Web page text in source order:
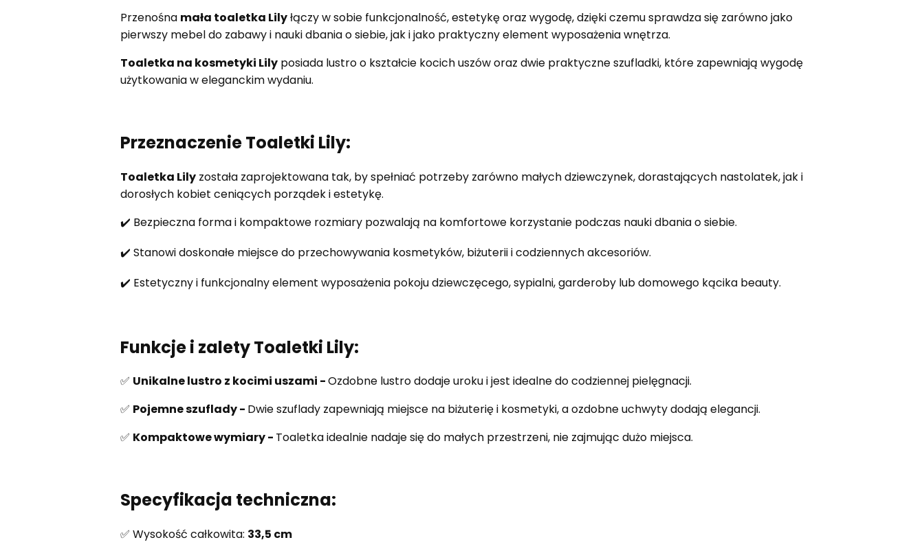
Przenośna mała toaletka Lilyłączy w sobie funkcjonalność, estetykę oraz wygodę, dzięki czemu sprawdza się zarówno jako
pierwszy mebel do zabawy i nauki dbania o siebie, jak i jako praktyczny element wyposażenia wnętrza.
Toaletka na kosmetyki Lilyposiada lustro o kształcie kocich uszów oraz dwie praktyczne szufladki, które zapewniają wygodę
użytkowania w eleganckim wydaniu.
Przeznaczenie Toaletki Lily:
Toaletka Lilyzostała zaprojektowana tak, by spełniać potrzeby zarówno małych dziewczynek, dorastających nastolatek, jak i
dorosłych kobiet ceniących porządek i estetykę.
✔️ Bezpieczna forma i kompaktowe rozmiary pozwalają na komfortowe korzystanie podczas nauki dbania o siebie.
✔️ Stanowi doskonałe miejsce do przechowywania kosmetyków, biżuterii i codziennych akcesoriów.
✔️ Estetyczny i funkcjonalny element wyposażenia pokoju dziewczęcego, sypialni, garderoby lub domowego kącika beauty.
Funkcje i zalety Toaletki Lily:
✅ Unikalne lustro z kocimi uszami -Ozdobne lustro dodaje uroku i jest idealne do codziennej pielęgnacji.
✅ Pojemne szuflady - Dwie szuflady zapewniają miejsce na biżuterię i kosmetyki, a ozdobne uchwyty dodają elegancji.
✅ Kompaktowe wymiary - Toaletka idealnie nadaje się do małych przestrzeni, nie zajmując dużo miejsca.
Specyfikacja techniczna:
✅ Wysokość całkowita: 33,5 cm